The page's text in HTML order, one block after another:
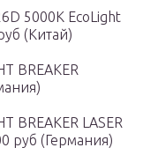
5000K EcoLight
(Китай)
BREAKER
BREAKER LASER
руб (Германия)